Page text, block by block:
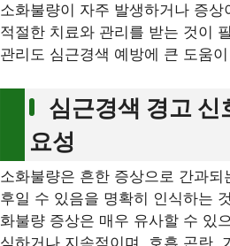
소화불량이 자주 발생하거나 증
적절한 치료와 관리를 받는 것이
관리도 심근경색 예방에 큰 도움
심근경색 경고 신
요성
소화불량은 흔한 증상으로 간과
후일 수 있음을 명확히 인식하는
화불량 증상은 매우 유사할 수 있
심하거나 지속적이며, 호흡 곤란,